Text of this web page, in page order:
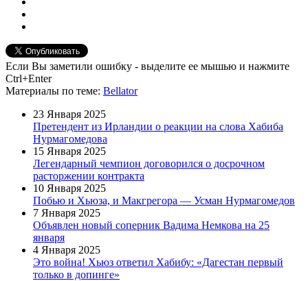
Если Вы заметили ошибку - выделите ее мышью и нажмите
Ctrl+Enter
Материалы по теме: Bellator
23 Января 2025
Претендент из Ирландии о реакции на слова Хабиба
Нурмагомедова
15 Января 2025
Легендарный чемпион договорился о досрочном
расторжении контракта
10 Января 2025
Побью и Хьюза, и Макгрегора — Усман Нурмагомедов
7 Января 2025
Объявлен новый соперник Вадима Немкова на 25
января
4 Января 2025
Это война! Хьюз ответил Хабибу: «Дагестан первый
только в допинге»